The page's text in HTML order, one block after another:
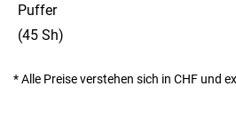
Puffer
(45 Sh)
* Alle Preise verstehen sich in CHF und